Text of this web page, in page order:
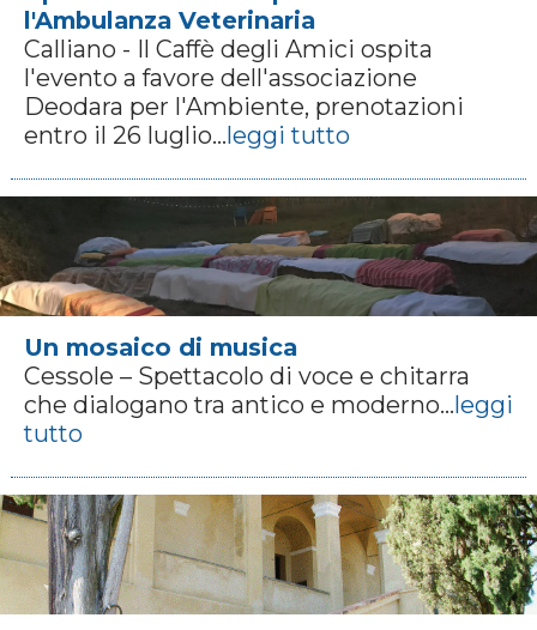
l'Ambulanza Veterinaria
Calliano - Il Caffè degli Amici ospita
l'evento a favore dell'associazione
Deodara per l'Ambiente, prenotazioni
entro il 26 luglio...leggi tutto
Un mosaico di musica
Cessole – Spettacolo di voce e chitarra
che dialogano tra antico e moderno...leggi
tutto